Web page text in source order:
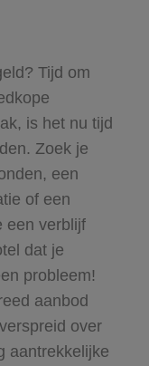
Tijd om
is het nu tijd
Zoek je
een
of een
een verblijf
dat je
probleem!
aanbod
over
aantrekkelijke